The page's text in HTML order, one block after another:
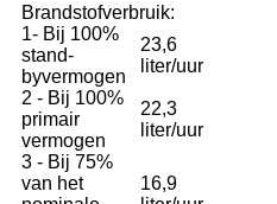
Brandstofverbruik:
1- Bij 100%
stand-
byvermogen
23,6
liter/uur
2 - Bij 100%
primair
vermogen
22,3
liter/uur
3 - Bij 75%
van het
16,9